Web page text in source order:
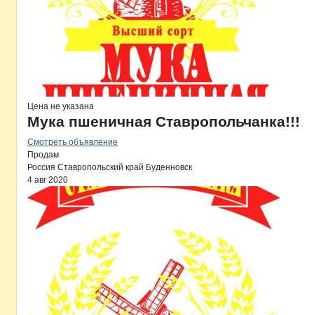
Цена не указана
Мука пшеничная Ставропольчанка!!!
Смотреть объявление
Продам
Россия Ставропольский край Буденновск
4 авг 2020